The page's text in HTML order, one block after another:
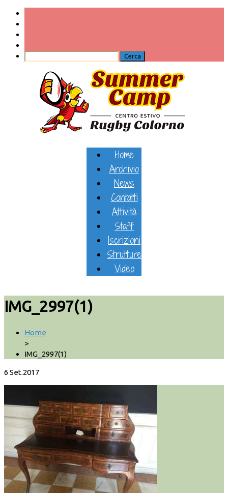
Home
Archivio
News
Contatti
Attività
Staff
Iscrizioni
Strutture
Video
IMG_2997(1)
Home
>
IMG_2997(1)
6 Set.2017